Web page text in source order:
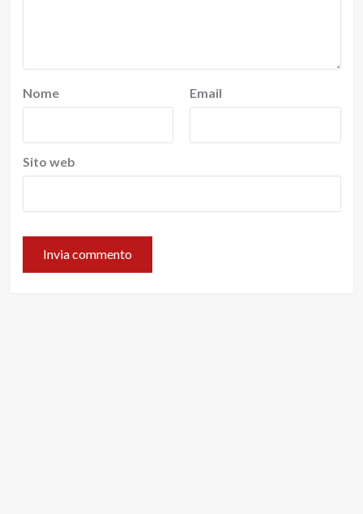
Nome Email
Sito web